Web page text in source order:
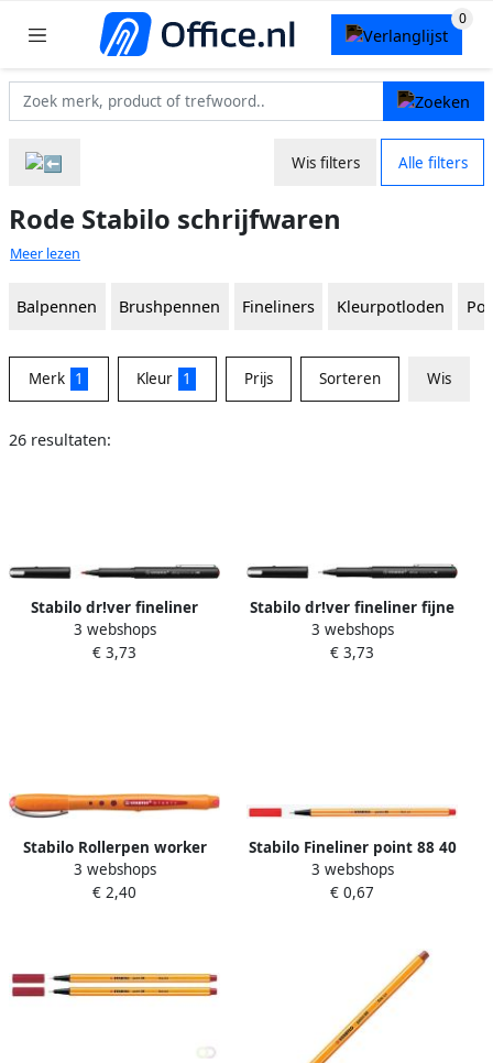
Wis filters Alle filters
Rode Stabilo schrijfwaren
Meer lezen
Balpennen Brushpennen Fineliners Kleurpotloden
Merk 1 Kleur 1 Prijs Sorteren Wis
26 resultaten:
Stabilo dr!ver fineliner
medium punt rood
3 webshops
€ 3,73
Stabilo dr!ver fineliner fijne
punt rood
3 webshops
€ 3,73
Stabilo Rollerpen worker
colorful 2019 40 medium
rood
3 webshops
€ 2,40
Stabilo Fineliner point 88 40
fijn rood
3 webshops
€ 0,67